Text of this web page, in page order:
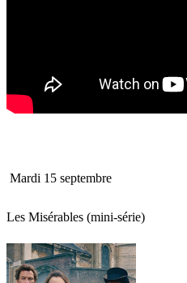
Mardi 15 septembre
Les Misérables (mini-série)